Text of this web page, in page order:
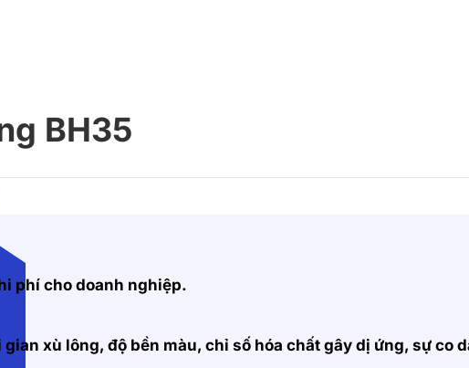
BH35
phí cho doanh nghiệp.
xù lông, độ bền màu, chỉ số hóa chất gây dị ứng, sự co